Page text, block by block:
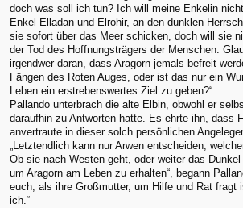
doch was soll ich tun? Ich will meine Enkelin
Enkel Elladan und Elrohir, an den dunklen
sie sofort über das Meer schicken, doch will sie
der Tod des Hoffnungsträgers der Menschen.
irgendwer daran, dass Aragorn jemals befreit
Fängen des Roten Auges, oder ist das nur ein
Leben ein erstrebenswertes Ziel zu geben?“
Pallando unterbrach die alte Elbin, obwohl er
daraufhin zu Antworten hatte. Es ehrte ihn, dass
anvertraute in dieser solch persönlichen
„Letztendlich kann nur Arwen entscheiden,
Ob sie nach Westen geht, oder weiter das
um Aragorn am Leben zu erhalten“, begann
euch, als ihre Großmutter, um Hilfe und Rat fragt
ich.“